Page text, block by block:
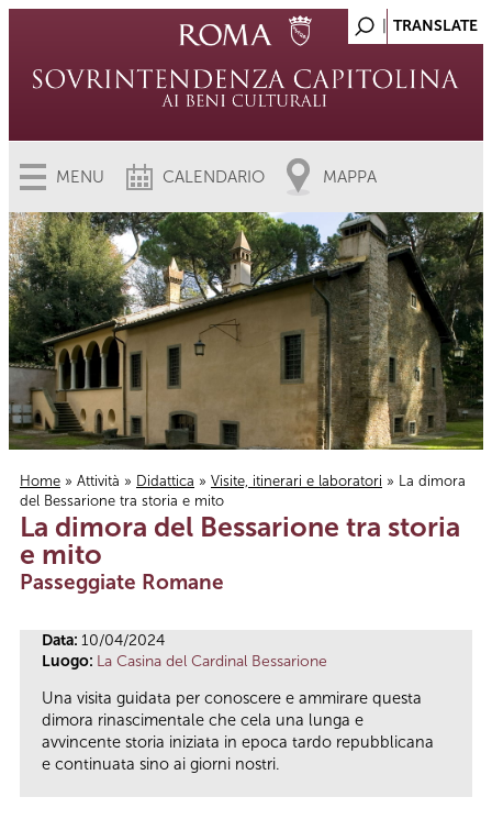
MENU CALENDARIO MAPPA
Tu sei qui
Home » Attività » Didattica » Visite, itinerari e laboratori » La dimora
del Bessarione tra storia e mito
La dimora del Bessarione tra storia
e mito
Passeggiate Romane
Data: 10/04/2024
Luogo: La Casina del Cardinal Bessarione
Una visita guidata per conoscere e ammirare questa
dimora rinascimentale che cela una lunga e
avvincente storia iniziata in epoca tardo repubblicana
e continuata sino ai giorni nostri.